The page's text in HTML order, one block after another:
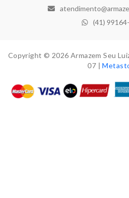
(41)
Copyright © 2026 Armazem Seu
07 |